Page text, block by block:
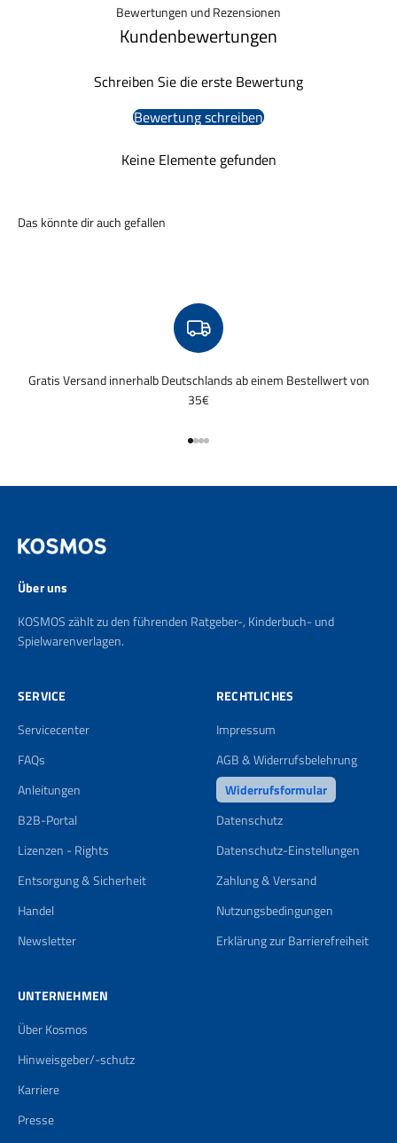
Bewertungen und Rezensionen
Kundenbewertungen
Schreiben Sie die erste Bewertung
Bewertung schreiben
Keine Elemente gefunden
Gratis Versand innerhalb Deutschlands ab einem Bestellwert von
35€
Gehe zu Element 1
Gehe zu Element 2
Gehe zu Element 3
Gehe zu Element 4
Über uns
KOSMOS zählt zu den führenden Ratgeber-, Kinderbuch- und
Spielwarenverlagen.
SERVICE
Servicecenter
FAQs
Anleitungen
B2B-Portal
Lizenzen - Rights
Entsorgung & Sicherheit
Handel
Newsletter
RECHTLICHES
Impressum
AGB & Widerrufsbelehrung
Widerrufsformular
Datenschutz
Datenschutz-Einstellungen
Zahlung & Versand
Nutzungsbedingungen
Erklärung zur Barrierefreiheit
UNTERNEHMEN
Über Kosmos
Hinweisgeber/-schutz
Karriere
Presse